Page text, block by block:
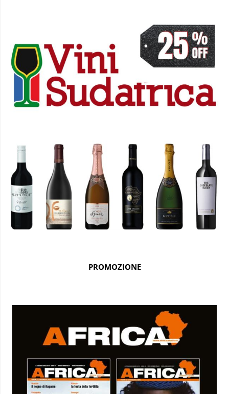
PROMOZIONE